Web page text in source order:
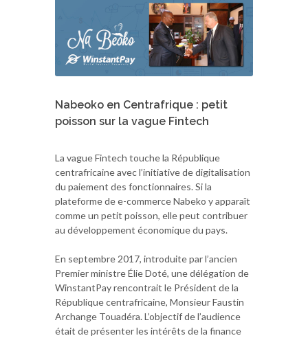
Nabeoko en Centrafrique : petit
poisson sur la vague Fintech
La vague Fintech touche la République
centrafricaine avec l’initiative de digitalisation
du paiement des fonctionnaires. Si la
plateforme de e-commerce Nabeko y apparaît
comme un petit poisson, elle peut contribuer
au développement économique du pays.
En septembre 2017, introduite par l’ancien
Premier ministre Élie Doté, une délégation de
WinstantPay rencontrait le Président de la
République centrafricaine, Monsieur Faustin
Archange Touadéra. L’objectif de l’audience
était de présenter les intérêts de la finance